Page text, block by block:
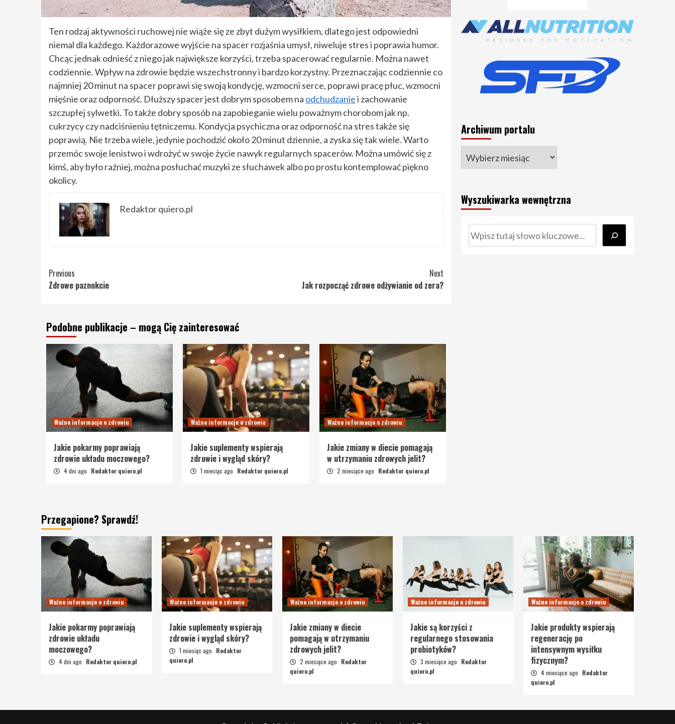
Ten rodzaj aktywności ruchowej nie wiąże się ze zbyt dużym wysiłkiem, dlatego jest odpowiedni
niemal dla każdego. Każdorazowe wyjście na spacer rozjaśnia umysł, niweluje stres i poprawia humor.
Chcąc jednak odnieść z niego jak największe korzyści, trzeba spacerować regularnie. Można nawet
codziennie. Wpływ na zdrowie będzie wszechstronny i bardzo korzystny. Przeznaczając codziennie co
najmniej 20 minut na spacer poprawi się swoją kondycję, wzmocni serce, poprawi pracę płuc, wzmocni
mięśnie oraz odporność. Dłuższy spacer jest dobrym sposobem na odchudzaniei zachowanie
szczupłej sylwetki. To także dobry sposób na zapobieganie wielu poważnym chorobom jak np.
cukrzycy czy nadciśnieniu tętniczemu. Kondycja psychiczna oraz odporność na stres także się
poprawią. Nie trzeba wiele, jedynie pochodzić około 20 minut dziennie, a zyska się tak wiele. Warto
przemóc swoje lenistwo i wdrożyć w swoje życie nawyk regularnych spacerów. Można umówić się z
kimś, aby było raźniej, można posłuchać muzyki ze słuchawek albo po prostu kontemplować piękno
okolicy.
Redaktor quiero.pl
Continue
Reading
Previous
Zdrowe paznokcie
Next
Jak rozpocząć zdrowe odżywianie od zera?
Podobne publikacje – mogą Cię zainteresować
Ważne informacje o zdrowiu
Jakie pokarmy poprawiają
zdrowie układu moczowego?
4 dni ago Redaktor quiero.pl
Ważne informacje o zdrowiu
Jakie suplementy wspierają
zdrowie i wygląd skóry?
1 miesiąc ago Redaktor quiero.pl
Ważne informacje o zdrowiu
Jakie zmiany w diecie pomagają
w utrzymaniu zdrowych jelit?
2 miesiące ago Redaktor quiero.pl
Archiwum portalu
Wyszukiwarka wewnętrzna
Szukaj
Przegapione? Sprawdź!
Ważne informacje o zdrowiu
Jakie pokarmy poprawiają
zdrowie układu
moczowego?
4 dni ago Redaktor quiero.pl
Ważne informacje o zdrowiu
Jakie suplementy wspierają
zdrowie i wygląd skóry?
1 miesiąc ago Redaktor
quiero.pl
Ważne informacje o zdrowiu
Jakie zmiany w diecie
pomagają w utrzymaniu
zdrowych jelit?
2 miesiące ago Redaktor
quiero.pl
Ważne informacje o zdrowiu
Jakie są korzyści z
regularnego stosowania
probiotyków?
3 miesiące ago Redaktor
quiero.pl
Ważne informacje o zdrowiu
Jakie produkty wspierają
regenerację po
intensywnym wysiłku
fizycznym?
4 miesiące ago Redaktor
quiero.pl